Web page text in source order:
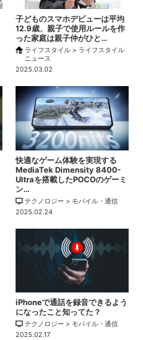
子どものスマホデビューは平均
12.9歳、親子で使用ルールを作
った家庭は親子仲がひと…
ライフスタイル > ライフスタイル
ニュース
2025.03.02
快適なゲーム体験を実現する
MediaTek Dimensity 8400-
Ultraを搭載したPOCOのゲーミ
ン…
テクノロジー > モバイル・通信
2025.02.24
iPhoneで通話を録音できるよう
になったこと知ってた？
テクノロジー > モバイル・通信
2025.02.17